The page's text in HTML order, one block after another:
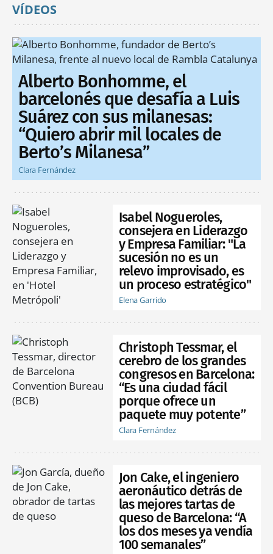
VÍDEOS
Alberto Bonhomme, el
barcelonés que desafía a Luis
Suárez con sus milanesas:
“Quiero abrir mil locales de
Berto’s Milanesa”
Clara Fernández
Isabel Nogueroles,
consejera en Liderazgo
y Empresa Familiar: "La
sucesión no es un
relevo improvisado, es
un proceso estratégico"
Elena Garrido
Christoph Tessmar, el
cerebro de los grandes
congresos en Barcelona:
“Es una ciudad fácil
porque ofrece un
paquete muy potente”
Clara Fernández
Jon Cake, el ingeniero
aeronáutico detrás de
las mejores tartas de
queso de Barcelona: “A
los dos meses ya vendía
100 semanales”